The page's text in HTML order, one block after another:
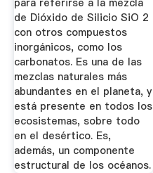
de Dióxido de Silicio SiO 2
con otros compuestos
inorgánicos, como los
carbonatos. Es una de las
mezclas naturales más
abundantes en el planeta, y
está presente en todos los
ecosistemas, sobre todo
en el desértico. Es,
además, un componente
estructural de los océanos.